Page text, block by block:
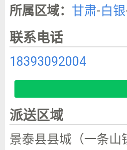
所属区域： 甘肃-白银
联系电话
18393092004
派送区域
景泰县县城（一条